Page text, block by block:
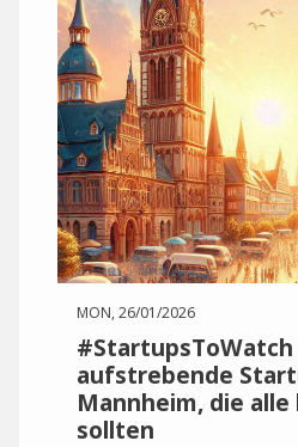
MON, 26/01/2026
#StartupsToWatch
aufstrebende
Mannheim, die alle
sollten